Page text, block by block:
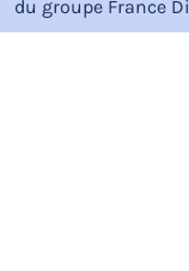
du groupe France